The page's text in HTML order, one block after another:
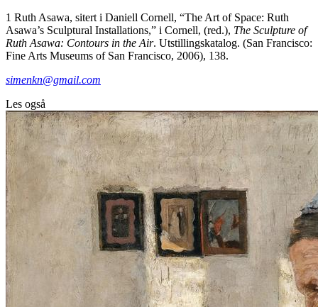
1 Ruth Asawa, sitert i Daniell Cornell, “The Art of Space: Ruth
Asawa’s Sculptural Installations,” i Cornell, (red.), The Sculpture of
Ruth Asawa: Contours in the Air. Utstillingskatalog. (San Francisco:
Fine Arts Museums of San Francisco, 2006), 138.
simenkn@gmail.com
Les også